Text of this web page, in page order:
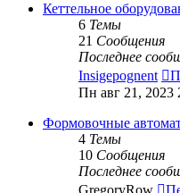
Кеттельное
6 Темы
21 Сообщения
Последнее
Insigepognent
Пн авг 21, 2023
Формовочные
4 Темы
10 Сообщения
Последнее